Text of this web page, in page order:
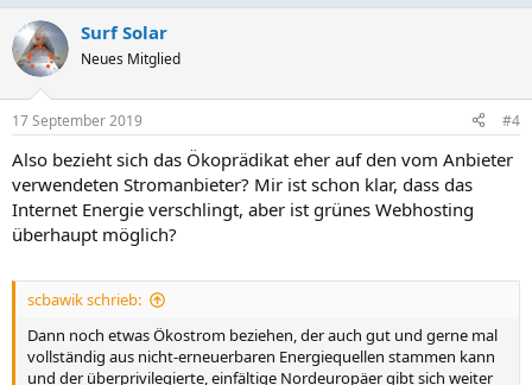
Surf Solar
Neues Mitglied
17 September 2019 #4
Also bezieht sich das Ökoprädikat eher auf den vom Anbieter
verwendeten Stromanbieter? Mir ist schon klar, dass das
Internet Energie verschlingt, aber ist grünes Webhosting
überhaupt möglich?
scbawik schrieb:
Dann noch etwas Ökostrom beziehen, der auch gut und gerne mal
vollständig aus nicht-erneuerbaren Energiequellen stammen kann
und der überprivilegierte, einfältige Nordeuropäer gibt sich weiter